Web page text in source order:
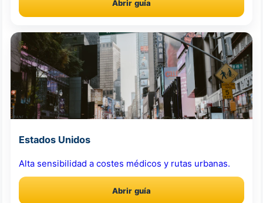
Abrir guía
Estados Unidos
Alta sensibilidad a costes médicos y rutas urbanas.
Abrir guía